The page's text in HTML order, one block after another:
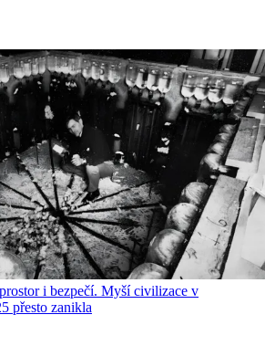
i bezpečí. Myší civilizace v
přesto zanikla